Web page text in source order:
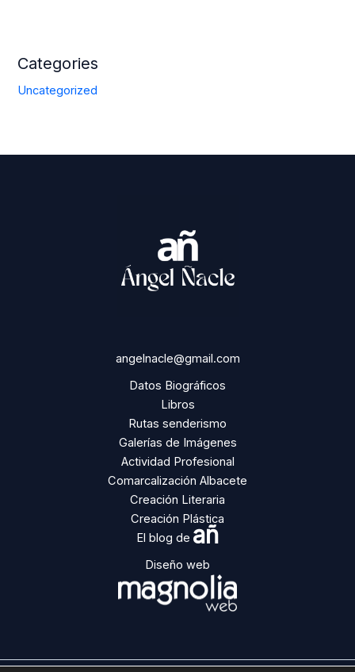
Categories
Uncategorized
angelnacle@gmail.com
Datos Biográficos
Libros
Rutas senderismo
Galerías de Imágenes
Actividad Profesional
Comarcalización Albacete
Creación Literaria
Creación Plástica
El blog de añ
Diseño web